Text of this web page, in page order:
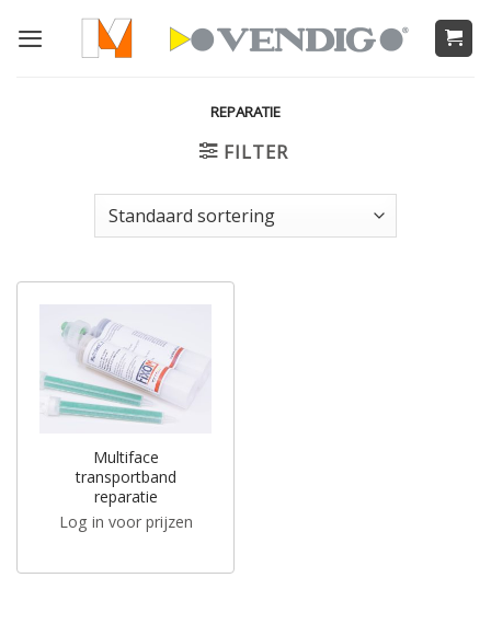
naar
REPARATIE
FILTER
Multiface
transportband
reparatie
Log in voor prijzen